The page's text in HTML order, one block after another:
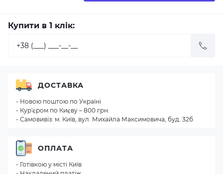
Купити в 1 клік:
ДОСТАВКА
- Новою поштою по Україні
- Кур'єром по Києву – 800 грн.
- Самовивіз: м. Київ, вул. Михайла Максимовича, буд. 32б
ОПЛАТА
- Готівкою у місті Київ